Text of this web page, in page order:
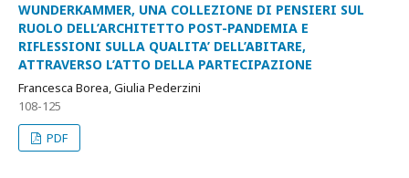
WUNDERKAMMER, UNA COLLEZIONE DI PENSIERI SUL
RUOLO DELL’ARCHITETTO POST-PANDEMIA E
RIFLESSIONI SULLA QUALITA’ DELL’ABITARE,
ATTRAVERSO L’ATTO DELLA PARTECIPAZIONE
Francesca Borea, Giulia Pederzini
108-125
PDF